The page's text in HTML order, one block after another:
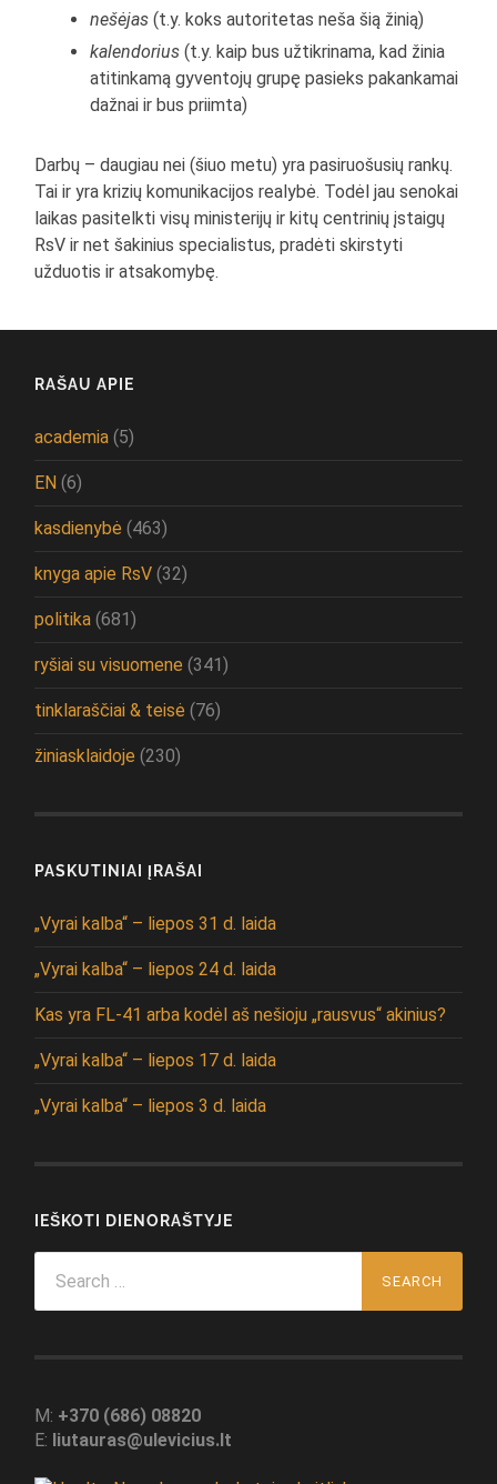
nešėjas(t.y. koks autoritetas neša šią žinią)
kalendorius(t.y. kaip bus užtikrinama, kad žinia
atitinkamą gyventojų grupę pasieks pakankamai
dažnai ir bus priimta)
Darbų – daugiau nei (šiuo metu) yra pasiruošusių rankų.
Tai ir yra krizių komunikacijos realybė. Todėl jau senokai
laikas pasitelkti visų ministerijų ir kitų centrinių įstaigų
RsV ir net šakinius specialistus, pradėti skirstyti
užduotis ir atsakomybę.
RAŠAU APIE
academia (5)
EN (6)
kasdienybė (463)
knyga apie RsV (32)
politika (681)
ryšiai su visuomene (341)
tinklaraščiai & teisė (76)
žiniasklaidoje (230)
PASKUTINIAI ĮRAŠAI
„Vyrai kalba“ – liepos 31 d. laida
„Vyrai kalba“ – liepos 24 d. laida
Kas yra FL-41 arba kodėl aš nešioju „rausvus“ akinius?
„Vyrai kalba“ – liepos 17 d. laida
„Vyrai kalba“ – liepos 3 d. laida
IEŠKOTI DIENORAŠTYJE
for:
M: +370 (686) 08820
E: liutauras@ulevicius.lt